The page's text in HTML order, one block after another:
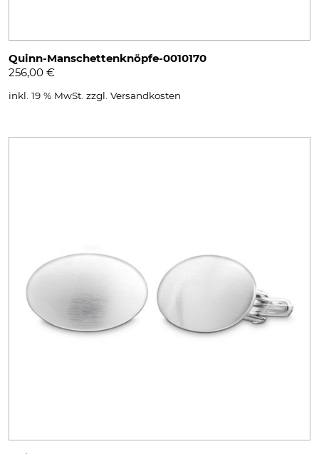
Quinn-Manschettenknöpfe-0010170
256,00 €
inkl. 19 % MwSt. zzgl. Versandkosten